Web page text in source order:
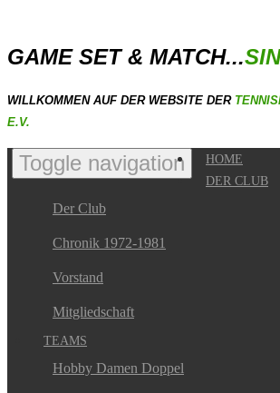
GAME SET & MATCH...
WILLKOMMEN AUF DER WEBSITE DER
E.V.
Toggle navigation
HOME
DER CLUB
Der Club
Chronik 1972-1981
Vorstand
Mitgliedschaft
TEAMS
Hobby Damen Doppel